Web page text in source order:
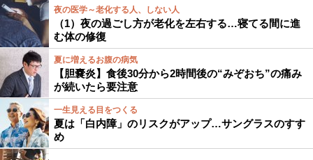
夜の医学～老化する人、しない人
（1）夜の過ごし方が老化を左右する…寝てる間に進
む体の修復
夏に増えるお腹の病気
【胆嚢炎】食後30分から2時間後の“みぞおち”の痛み
が続いたら要注意
一生見える目をつくる
夏は「白内障」のリスクがアップ…サングラスのすす
め